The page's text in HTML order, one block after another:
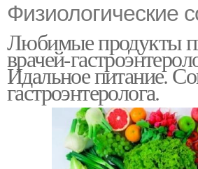
Физиологические
Любимые продукты
врачей-
Идальное питание.
гастроэнтеролога.